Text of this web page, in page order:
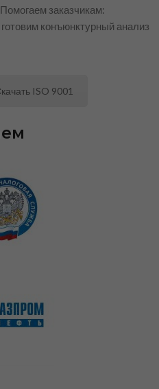
заказчикам:
конъюнктурный анализ
ISO 9001